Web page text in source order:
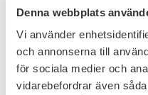
Denna webbplats
Vi använder
och annonserna till
för sociala medier och
vidarebefordrar även
akademiska friheten eller är
Nyhet 30 juni 2026